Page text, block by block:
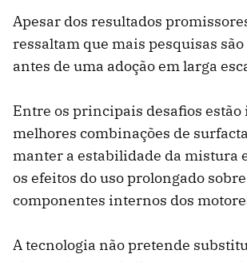
Apesar dos resultados
ressaltam que mais pesquisas
antes de uma adoção em larga
Entre os principais desafios
melhores combinações de
manter a estabilidade da mistura
os efeitos do uso prolongado
componentes internos dos
A tecnologia não pretende